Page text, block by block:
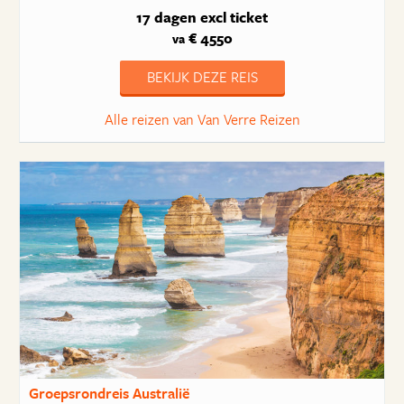
17 dagen excl ticket
va€ 4550
BEKIJK DEZE REIS
Alle reizen van Van Verre Reizen
Groepsrondreis Australië